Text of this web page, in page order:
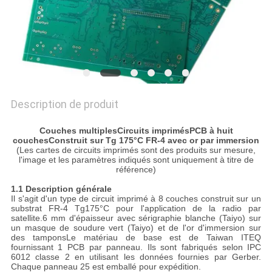
SITE
POLITIQUE
CONFIDENTIALITÉ
Description de produit
Couches multiplesCircuits imprimésPCB à huit
couchesConstruit sur Tg 175°C FR-4 avec or par immersion
(Les cartes de circuits imprimés sont des produits sur mesure,
l'image et les paramètres indiqués sont uniquement à titre de
référence)
1.1 Description générale
Il s'agit d'un type de circuit imprimé à 8 couches construit sur un
substrat FR-4 Tg175°C pour l'application de la radio par
satellite.6 mm d'épaisseur avec sérigraphie blanche (Taiyo) sur
un masque de soudure vert (Taiyo) et de l'or d'immersion sur
des tamponsLe matériau de base est de Taiwan ITEQ
fournissant 1 PCB par panneau. Ils sont fabriqués selon IPC
6012 classe 2 en utilisant les données fournies par Gerber.
Chaque panneau 25 est emballé pour expédition.